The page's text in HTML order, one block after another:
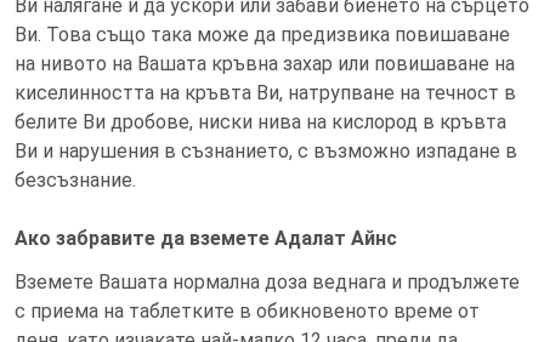
Ви налягане и да ускори или забави биенето на сърцето
Ви. Това също така може да предизвика повишаване
на нивото на Вашата кръвна захар или повишаване на
киселинността на кръвта Ви, натрупване на течност в
белите Ви дробове, ниски нива на кислород в кръвта
Ви и нарушения в съзнанието, с възможно изпадане в
безсъзнание.
Ако забравите да вземете Адалат Айнс
Вземете Вашата нормална доза веднага и продължете
с приема на таблетките в обикновеното време от